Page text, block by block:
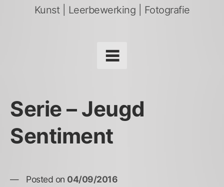
Kunst | Leerbewerking | Fotografie
Serie – Jeugd
Sentiment
Posted on 04/09/2016